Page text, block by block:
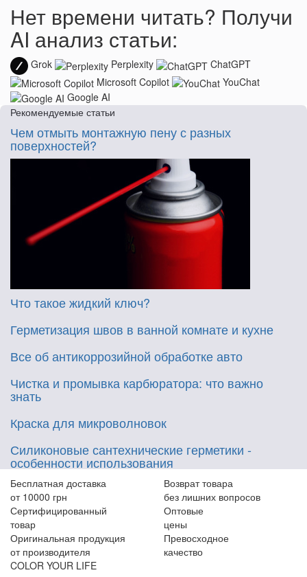
Нет времени читать? Получи
AI анализ статьи:
Grok Perplexity
ChatGPT
Microsoft Copilot
YouChat
Google AI
Рекомендуемые статьи
Чем отмыть монтажную пену с разных
поверхностей?
Что такое жидкий ключ?
Герметизация швов в ванной комнате и кухне
Все об антикоррозийной обработке авто
Чистка и промывка карбюратора: что важно
знать
Краска для микроволновок
Силиконовые сантехнические герметики -
особенности использования
Бесплатная доставка
от 10000 грн
Возврат товара
без лишних вопросов
Сертифицированный
товар
Оптовые
цены
Оригинальная продукция
от производителя
Превосходное
качество
COLOR YOUR LIFE